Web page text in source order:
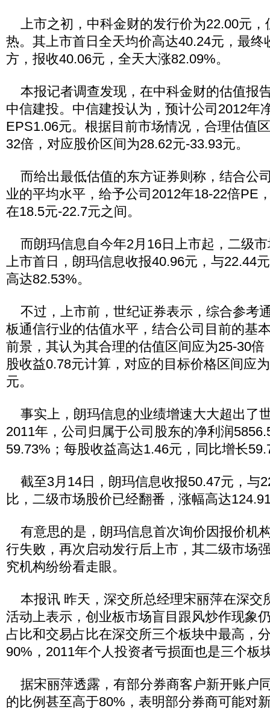
上市之初，中科金财的发行价为22.00元，
热。其上市首日全天均价高达40.24元，最终
方，报收40.06元，全天大涨82.09%。
本报记者调查发现，在中科金财的估值报
中信建投。中信建投认为，预计公司2012年
EPS1.06元。根据目前市场情况，合理估值
32倍，对应股价区间为28.62元-33.93元。
而给出最低估值的东方证券则称，结合公
业的平均水平，给予公司2012年18-22倍PE
在18.5元-22.7元之间。
而朗玛信息自今年2月16日上市起，二级
上市首日，朗玛信息收报40.96元，与22.44
高达82.53%。
不过，上市前，世纪证券表示，综合参考
板通信行业的估值水平，结合公司目前的基
前景，其认为其合理的估值区间应为25-30倍
股收益0.78元计算，对应的目标价格区间应
元。
事实上，朗玛信息的业绩增速大大超出了
2011年，公司归属于公司股东的净利润
59.73%；每股收益高达1.46元，同比增长
截至3月14日，朗玛信息收报50.47元，与
比，二级市场股价已经翻番，涨幅高达
有意思的是，朗玛信息首次询价因报价机
行失败，再次启动发行后上市，其二级市场
究机构纷纷看走眼。
本报讯 昨天，深交所总经理宋丽萍在深交
活动上表示，创业板市场盲目跟风炒作现象
占比和交易占比在深交所三个板块中最高，
90%，2011年个人投资者亏损面也是三个板
据宋丽萍透露，有部分券商客户新开账户
的比例甚至高于80%，表明部分券商可能对